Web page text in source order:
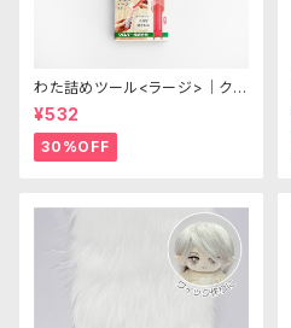
わた詰めツール<ラージ>｜クロ
バー
¥532
30%OFF